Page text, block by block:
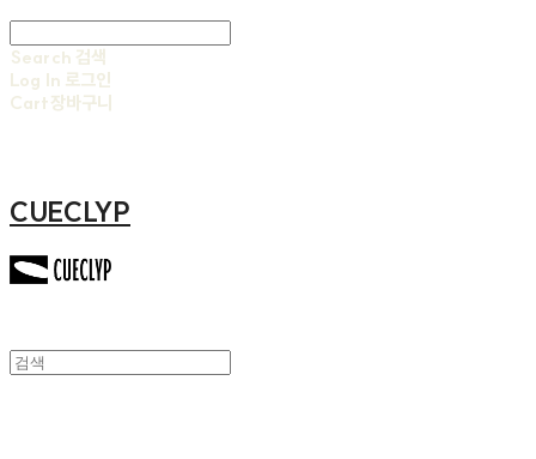
Search 검색
Log In 로그인
Cart장바구니
CUECLYP